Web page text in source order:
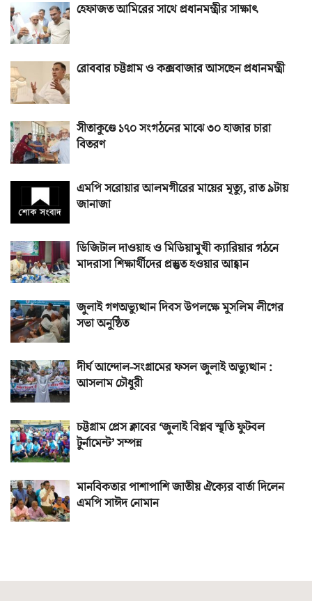
হেফাজত আমিরের সাথে প্রধানমন্ত্রীর সাক্ষাৎ
রোববার চট্টগ্রাম ও কক্সবাজার আসছেন প্রধানমন্ত্রী
সীতাকুণ্ডে ১৭০ সংগঠনের মাঝে ৩০ হাজার চারা
বিতরণ
এমপি সরোয়ার আলমগীরের মায়ের মৃত্যু, রাত ৯টায়
জানাজা
ডিজিটাল দাওয়াহ ও মিডিয়ামুখী ক্যারিয়ার গঠনে
মাদরাসা শিক্ষার্থীদের প্রস্তুত হওয়ার আহ্বান
জুলাই গণঅভ্যুত্থান দিবস উপলক্ষে মুসলিম লীগের
সভা অনুষ্ঠিত
দীর্ঘ আন্দোল-সংগ্রামের ফসল জুলাই অভ্যুত্থান :
আসলাম চৌধুরী
চট্টগ্রাম প্রেস ক্লাবের ‘জুলাই বিপ্লব স্মৃতি ফুটবল
টুর্নামেন্ট’ সম্পন্ন
মানবিকতার পাশাপাশি জাতীয় ঐক্যের বার্তা দিলেন
এমপি সাঈদ নোমান